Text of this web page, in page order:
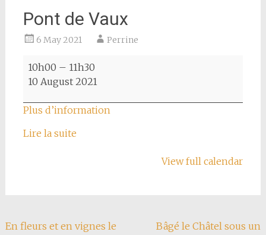
Pont de Vaux
6 May 2021 Perrine
Pont
de
10h00 – 11h30
10 August 2021
Plus d’information
Lire la suite
View full calendar
Post
En fleurs et en vignes le
Bâgé le Châtel sous un